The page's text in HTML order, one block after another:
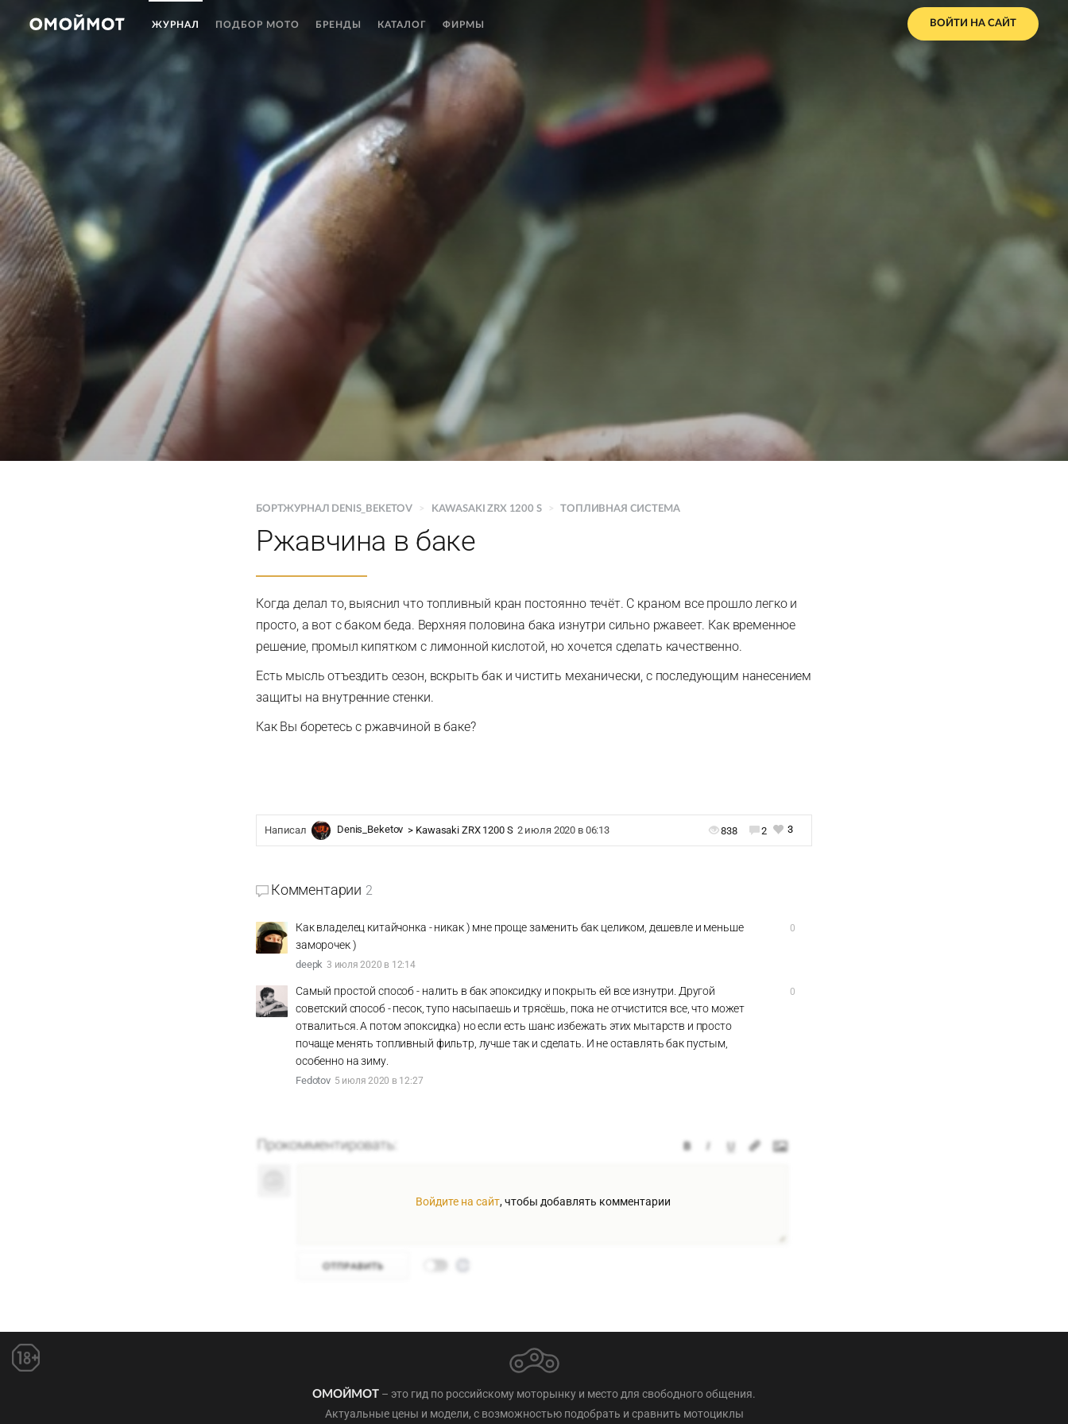
ЖУРНАЛ ПОДБОР МОТО БРЕНДЫ КАТАЛОГ ФИРМЫ ВОЙТИ НА САЙТ
БОРТЖУРНАЛ DENIS_BEKETOV > KAWASAKI ZRX 1200 S > ТОПЛИВНАЯ СИСТЕМА
Ржавчина в баке
Когда делал то, выяснил что топливный кран постоянно течёт. С краном все прошло легко и
просто, а вот с баком беда. Верхняя половина бака изнутри сильно ржавеет. Как временное
решение, промыл кипятком с лимонной кислотой, но хочется сделать качественно.
Есть мысль отъездить сезон, вскрыть бак и чистить механически, с последующим нанесением
защиты на внутренние стенки.
Как Вы боретесь с ржавчиной в баке?
Написал Denis_Beketov > Kawasaki ZRX 1200 S 2 июля 2020 в 06:13 838 2 3
Комментарии 2
Как владелец китайчонка - никак ) мне проще заменить бак целиком, дешевле и меньше
заморочек )
deepk 3 июля 2020 в 12:14
0
Самый простой способ - налить в бак эпоксидку и покрыть ей все изнутри. Другой
советский способ - песок, тупо насыпаешь и трясёшь, пока не отчистится все, что может
отвалиться. А потом эпоксидка) но если есть шанс избежать этих мытарств и просто
почаще менять топливный фильтр, лучше так и сделать. И не оставлять бак пустым,
особенно на зиму.
Fedotov 5 июля 2020 в 12:27
0
Войдите на сайт, чтобы добавлять комментарии
ОМОЙМОТ – это гид по российскому моторынку и место для свободного общения.
Актуальные цены и модели, с возможностью подобрать и сравнить мотоциклы